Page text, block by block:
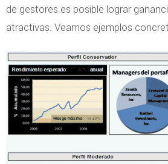
de gestores es posible lograr
atractivas. Veamos ejemplos